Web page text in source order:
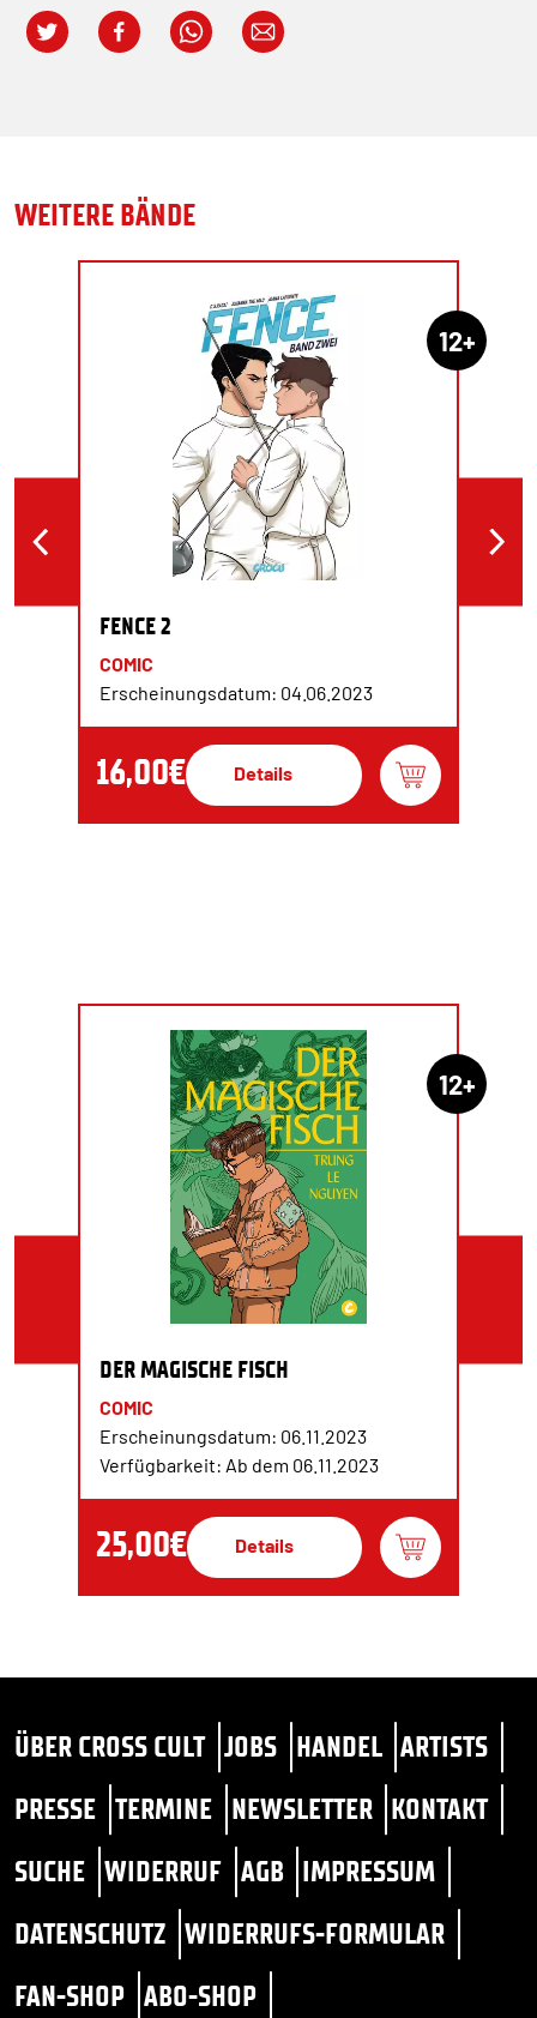
WEITERE BÄNDE
12+
FENCE 2
COMIC
Erscheinungsdatum: 04.06.2023
16,00€ Details
12+
DER MAGISCHE FISCH
COMIC
Erscheinungsdatum: 06.11.2023
Verfügbarkeit: Ab dem 06.11.2023
25,00€ Details
ÜBER CROSS CULT JOBS HANDEL ARTISTS
PRESSE TERMINE NEWSLETTER KONTAKT
SUCHE WIDERRUF AGB IMPRESSUM
DATENSCHUTZ WIDERRUFS-FORMULAR
FAN-SHOP ABO-SHOP